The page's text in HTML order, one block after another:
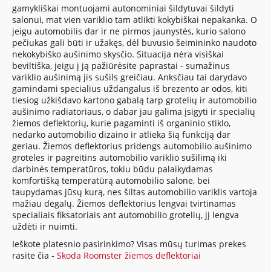
gamykliškai montuojami autonominiai šildytuvai šildyti
salonui, mat vien variklio tam atlikti kokybiškai nepakanka. O
jeigu automobilis dar ir ne pirmos jaunystės, kurio salono
pečiukas gali būti ir užakęs, dėl buvusio šeimininko naudoto
nekokybiško aušinimo skysčio. Situacija nėra visiškai
beviltiška, jeigu į ją pažiūrėsite paprastai - sumažinus
variklio aušinimą jis sušils greičiau. Anksčiau tai darydavo
gamindami specialius uždangalus iš brezento ar odos, kiti
tiesiog užkišdavo kartono gabalą tarp grotelių ir automobilio
aušinimo radiatoriaus, o dabar jau galima įsigyti ir specialių
žiemos deflektorių, kurie pagaminti iš organinio stiklo,
nedarko automobilio dizaino ir atlieka šią funkciją dar
geriau. Žiemos deflektorius pridengs automobilio aušinimo
groteles ir pagreitins automobilio variklio sušilimą iki
darbinės temperatūros, tokiu būdu palaikydamas
komfortišką temperatūrą automobilio salone, bei
taupydamas jūsų kurą, nes šiltas automobilio variklis vartoja
mažiau degalų. Žiemos deflektorius lengvai tvirtinamas
specialiais fiksatoriais ant automobilio grotelių, jį lengva
uždėti ir nuimti.
Ieškote platesnio pasirinkimo? Visas mūsų turimas prekes
rasite čia -Skoda Roomster žiemos deflektoriai